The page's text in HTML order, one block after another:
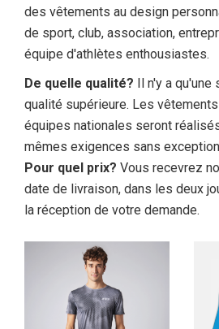
des vêtements au design
de sport, club, association,
équipe d'athlètes enthousiastes.
De quelle qualité? Il n'y a
qualité supérieure. Les
équipes nationales seront
mêmes exigences sans
Pour quel prix? Vous recevrez
date de livraison, dans les deux
la réception de votre demande.